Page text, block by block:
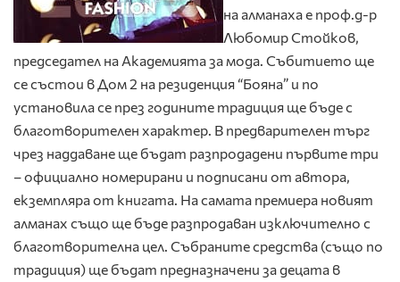
на алманаха е проф.д-р
Любомир Стойков,
председател на Академията за мода. Събитието ще
се състои в Дом 2 на резиденция “Бояна” и по
установила се през годините традиция ще бъде с
благотворителен характер. В предварителен търг
чрез наддаване ще бъдат разпродадени първите три
– официално номерирани и подписани от автора,
екземпляра от книгата. На самата премиера новият
алманах също ще бъде разпродаван изключително с
благотворителна цел. Събраните средства (също по
традиция) ще бъдат предназначени за децата в